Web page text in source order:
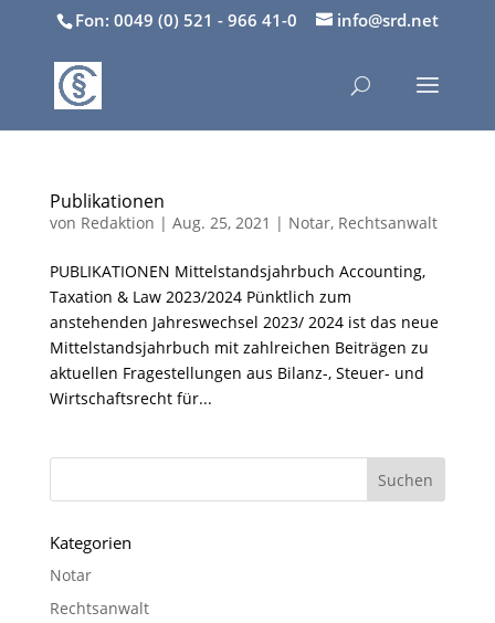
Fon: 0049 (0) 521 - 966 41-0 info@srd.net
Publikationen
von Redaktion | Aug. 25, 2021 | Notar, Rechtsanwalt
PUBLIKATIONEN Mittelstandsjahrbuch Accounting,
Taxation & Law 2023/2024 Pünktlich zum
anstehenden Jahreswechsel 2023/ 2024 ist das neue
Mittelstandsjahrbuch mit zahlreichen Beiträgen zu
aktuellen Fragestellungen aus Bilanz-, Steuer- und
Wirtschaftsrecht für...
Kategorien
Notar
Rechtsanwalt